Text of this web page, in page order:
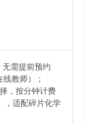
需提前预约
线教师）；
，按分钟计费
，适配碎片化学